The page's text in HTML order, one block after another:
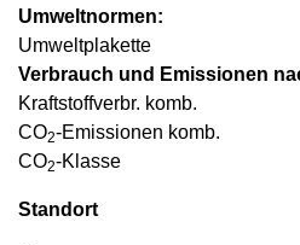
Umweltnormen:
Umweltplakette
Verbrauch und Emissionen
Kraftstoffverbr. komb.
CO2-Emissionen komb.
CO2-Klasse
Standort